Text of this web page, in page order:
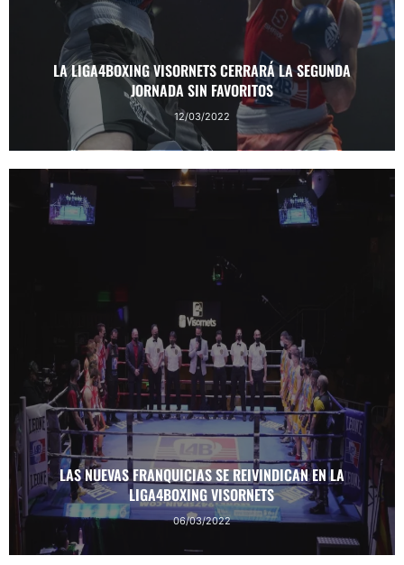
LA LIGA4BOXING VISORNETS CERRARÁ LA SEGUNDA
JORNADA SIN FAVORITOS
12/03/2022
LAS NUEVAS FRANQUICIAS SE REIVINDICAN EN LA
LIGA4BOXING VISORNETS
06/03/2022